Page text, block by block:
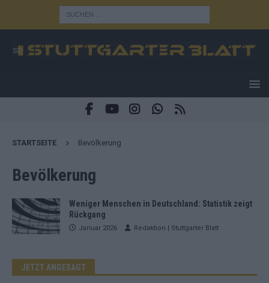
STARTSEITE Bevölkerung
Bevölkerung
Weniger Menschen in Deutschland: Statistik zeigt
Rückgang
Januar 2026 Redaktion | Stuttgarter Blatt
JETZT ANGESAGT